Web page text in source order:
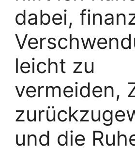
dabei,
leicht zu
vermeiden,
und die